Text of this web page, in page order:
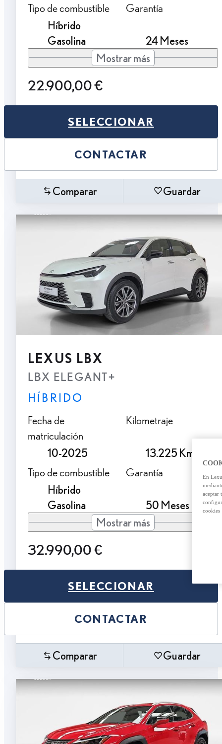
Tipo de combustible
Híbrido
Gasolina
Garantía
24 Meses
Mostrar más
22.900,00 €
SELECCIONAR
CONTACTAR
Comparar Guardar
LEXUS LBX
LBX ELEGANT+
HÍBRIDO
Fecha de
matriculación
10-2025
Kilometraje
13.225 Km.
Tipo de combustible
Híbrido
Gasolina
Garantía
50 Meses
Mostrar más
32.990,00 €
SELECCIONAR
CONTACTAR
Comparar Guardar
En
aceptar
cookies